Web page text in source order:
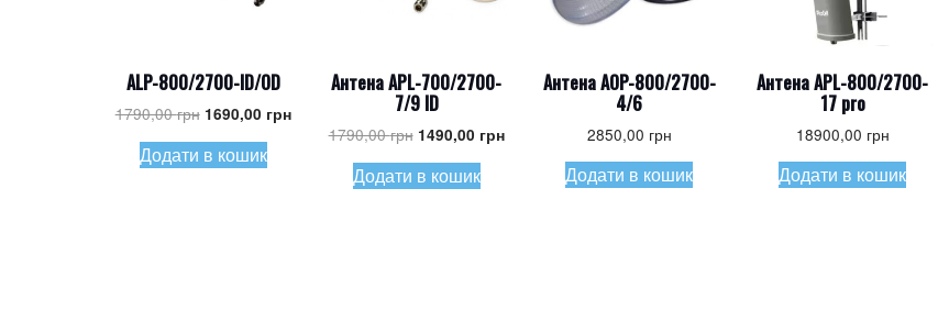
ALP-800/2700-ID/OD
1790,00грн Оригінальна
1790,00 грн.
1690,00 грнПоточна
Додати в кошик
Антена APL-700/2700-
7/9 ID
1790,00грн Оригінальна
1790,00 грн.
1490,00 грнПоточна
1490,00 грн.
Додати в кошик
Антена AOP-800/2700-
4/6
2850,00 грн
Додати в кошик
Антена APL-800/2700-
17 pro
18900,00 грн
Додати в кошик